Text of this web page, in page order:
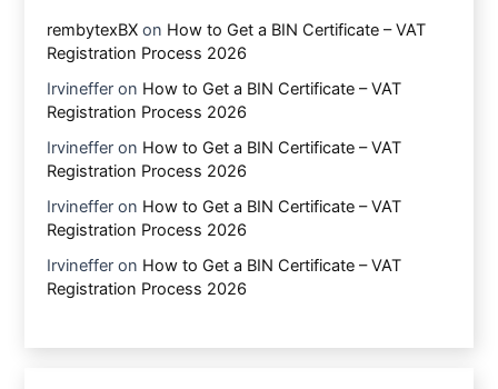
rembytexBX on How to Get a BIN Certificate – VAT
Registration Process 2026
Irvineffer on How to Get a BIN Certificate – VAT
Registration Process 2026
Irvineffer on How to Get a BIN Certificate – VAT
Registration Process 2026
Irvineffer on How to Get a BIN Certificate – VAT
Registration Process 2026
Irvineffer on How to Get a BIN Certificate – VAT
Registration Process 2026